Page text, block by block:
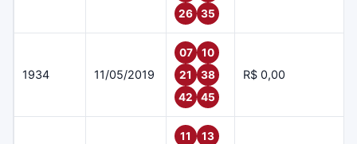
26
35
1934 11/05/2019
07
10
21
38
42
45
R$ 0,00
11
13